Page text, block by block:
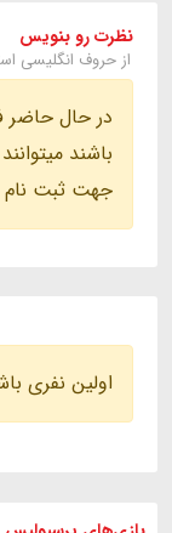
نظرت رو بنویس
از حروف انگلیسی
در حال حاضر
باشند
جهت ثبت نام
اولین نفری